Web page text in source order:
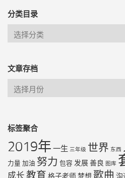
分类目录
文章存档
标签聚合
2019年 一生 三年级 世界 东西
力量 加油 努力 包容 发展善良 图库
成长 教育 格子老师梦想 歌曲 沟